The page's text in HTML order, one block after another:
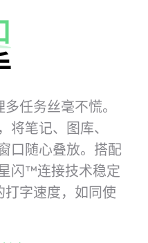
任务丝毫不慌。
将笔记、图库、
口随心叠放。 搭配
闪™连接技术稳定
字速度，如同使